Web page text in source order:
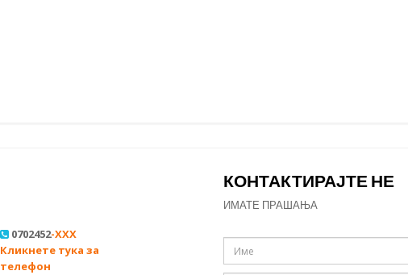
0702452-XXX
Кликнете тука за
телефон
КОНТАКТИРАЈТЕ НЕ
ИМАТЕ ПРАШАЊА